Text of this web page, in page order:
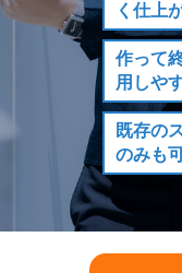
く仕上
作って
用しや
既存の
のみも